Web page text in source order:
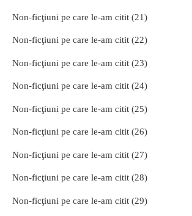
Non-ficţiuni pe care le-am citit (21)
Non-ficţiuni pe care le-am citit (22)
Non-ficţiuni pe care le-am citit (23)
Non-ficţiuni pe care le-am citit (24)
Non-ficţiuni pe care le-am citit (25)
Non-ficţiuni pe care le-am citit (26)
Non-ficţiuni pe care le-am citit (27)
Non-ficţiuni pe care le-am citit (28)
Non-ficţiuni pe care le-am citit (29)